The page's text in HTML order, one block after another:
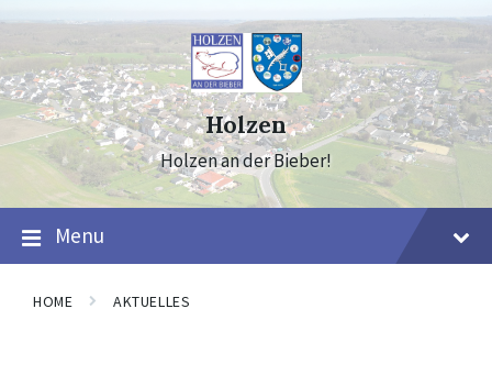
to
content
to
navigation
to
footer
Holzen
Holzen an der Bieber!
Menu
HOME AKTUELLES